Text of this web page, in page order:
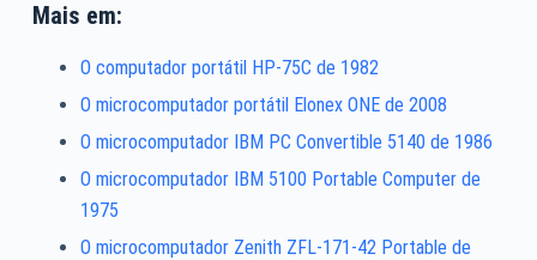
Mais em:
O computador portátil HP-75C de 1982
O microcomputador portátil Elonex ONE de 2008
O microcomputador IBM PC Convertible 5140 de 1986
O microcomputador IBM 5100 Portable Computer de
1975
O microcomputador Zenith ZFL-171-42 Portable de